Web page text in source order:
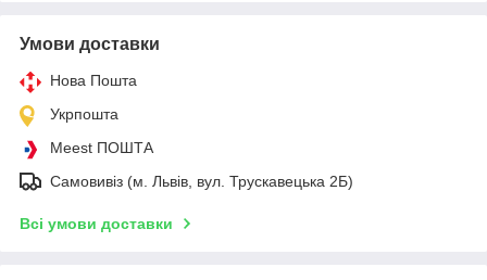
Умови доставки
Нова Пошта
Укрпошта
Meest ПОШТА
Самовивіз (м. Львів, вул. Трускавецька 2Б)
Всі умови доставки